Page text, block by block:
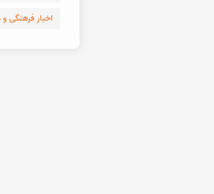
اخبار فرهنگی